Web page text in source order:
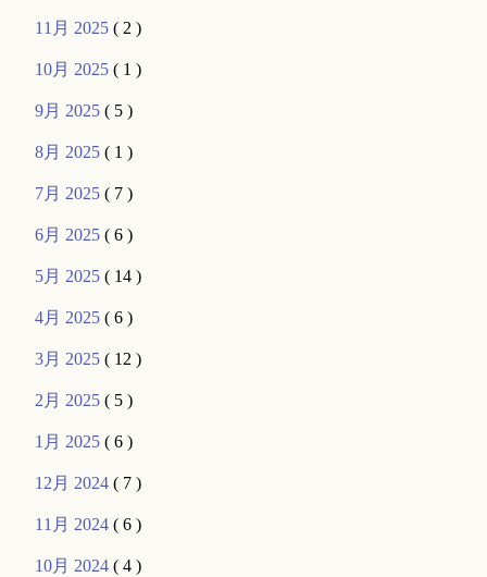
11月 2025( 2 )
10月 2025( 1 )
9月 2025( 5 )
8月 2025( 1 )
7月 2025( 7 )
6月 2025( 6 )
5月 2025( 14 )
4月 2025( 6 )
3月 2025( 12 )
2月 2025( 5 )
1月 2025( 6 )
12月 2024( 7 )
11月 2024( 6 )
10月 2024( 4 )